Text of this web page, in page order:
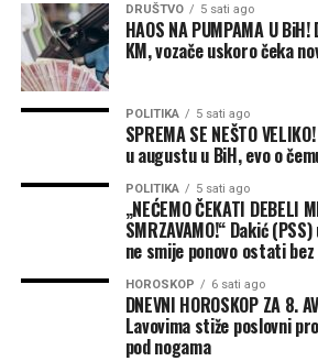
DRUŠTVO 5 sati ago
HAOS NA PUMPAMA U
KM, vozače uskoro čeka
POLITIKA 5 sati ago
SPREMA SE NEŠTO
u augustu u BiH, evo o
POLITIKA 5 sati ago
„NEĆEMO ČEKATI DEBELI
SMRZAVAMO!“ Dakić
ne smije ponovo ostati
HOROSKOP 6 sati ago
DNEVNI HOROSKOP ZA 8.
Lavovima stiže poslovni
pod nogama